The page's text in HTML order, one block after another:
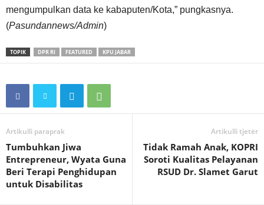
mengumpulkan data ke kabaputen/Kota,” pungkasnya.
(Pasundannews/Admin)
TOPIK DPR RI FEATURED KPU JABAR
Artikulli paraprak
Tumbuhkan Jiwa
Entrepreneur, Wyata Guna
Beri Terapi Penghidupan
untuk Disabilitas
Artikulli tjetër
Tidak Ramah Anak, KOPRI
Soroti Kualitas Pelayanan
RSUD Dr. Slamet Garut